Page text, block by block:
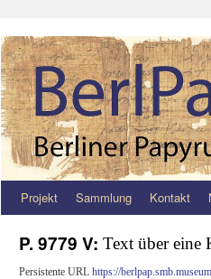
Zum
springen
Projekt Sammlung Kontakt
P. 9779 V: Text über eine
Persistente URL https://